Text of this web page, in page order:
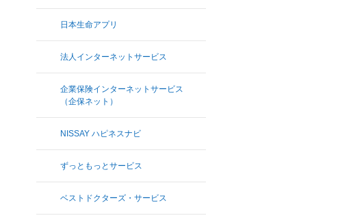
日本生命アプリ
法人インターネットサービス
企業保険インターネットサービス
（企保ネット）
NISSAY ハピネスナビ
ずっともっとサービス
ベストドクターズ・サービス